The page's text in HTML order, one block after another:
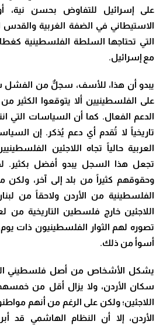
على إسرائيل للتفاوض بحسن نية،
الاستيطاني في الضفة الغربية
التي تحتاجها السلطة الفلسطينية
مع إسرائيل.
يبدو أن هذا، للأسف، سجلٌّ من الفشل
على الفلسطينيين ألا يتوقعوا الكثير
الدعم الفعال. كما أن السياسات التي
تاريخياً لا تُقدم أي دعم يُذكر. إن
العربية حالياً تجاه اللاجئين
تجعل هذا السجل يبدو أفضل بكثير.
وحقوقهم كثيراً من بلد إلى آخر، ولكن
الفلسطينية من الأردن ولاحقاً من
اللاجئين خارج فلسطين التاريخية من
تصوره لهم الثوار الفلسطينيون ذات
أسوأ من ذلك.
يشكل الأشخاص من أصل فلسطيني
سكان الأردن، ولا يزال أقل من
اللاجئين؛ ولكن على الرغم من أنهم
الأردن، إلا أن النظام الهاشمي قد